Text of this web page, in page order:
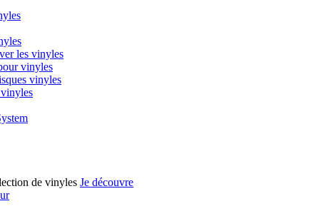
les vinyles
vinyles
vinyles
vinyles
de vinyles Je découvre